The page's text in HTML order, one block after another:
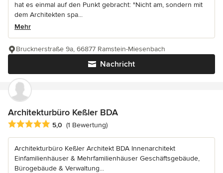
hat es einmal auf den Punkt gebracht: "Nicht am, sondern mit
dem Architekten spa...
Mehr
Nachricht
Brucknerstraße 9a, 66877 Ramstein-Miesenbach
Architekturbüro Keßler BDA
Durchschnittliche Bewertung: 5 von 5 Sternen
5,0 (1 Bewertung)
Architekturbüro Keßler Architekt BDA Innenarchitekt
Einfamilienhäuser & Mehrfamilienhäuser Geschäftsgebäude,
Bürogebäude & Verwaltung...